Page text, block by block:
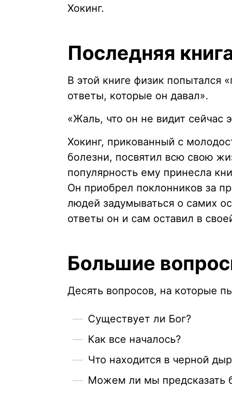
Хокинг.
Последняя
В этой книге физик попытался
ответы, которые он давал».
«Жаль, что он не видит сейчас
Хокинг, прикованный с
болезни, посвятил всю свою
популярность ему принесла
Он приобрел поклонников за
людей задумываться о самих
ответы он и сам оставил в
Большие
Десять вопросов, на которые
Существует ли Бог?
Как все началось?
Что находится в черной
Можем ли мы предсказать